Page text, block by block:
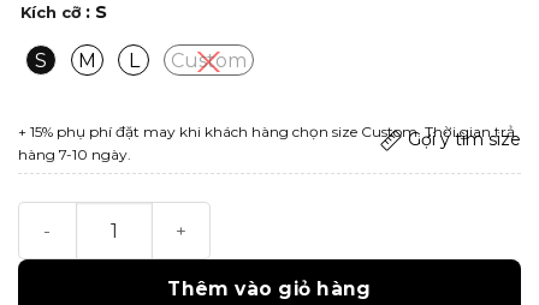
Kích cỡ : S
S M L Custom
+ 15% phụ phí đặt may khi khách hàng chọn size Custom. Thời gian trả
hàng 7-10 ngày.
Gợi ý tìm size
Thêm vào giỏ hàng